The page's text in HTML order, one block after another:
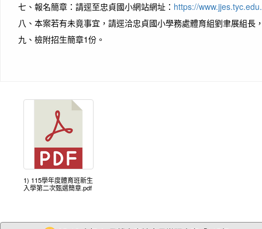
The
作者
七、 報名簡章：請逕至忠貞國小網站網址： https://
八、 本案若有未竟事宜，請逕洽忠貞國小學務處體育組劉聿展組
九、 檢附招生簡章1份。
1) 115學年度體育班新生
入學第二次甄選簡章.pdf